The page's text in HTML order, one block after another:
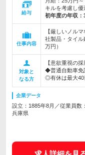
給与
キルを考慮し
初年度の年収：
仕事内容
【厳しいノル
社製品・タイ
万円）
対象と
なる方
【意欲重視の
◆普通自動車免
◎有休は最大40
企業データ
設立：1885年8月／従業員数
兵庫県